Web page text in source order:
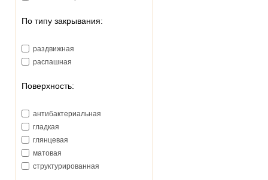
245
250
По типу закрывания:
раздвижная
распашная
Поверхность:
антибактериальная
гладкая
глянцевая
матовая
структурированная